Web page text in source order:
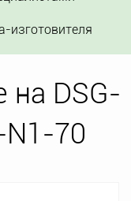
изготовителя
на DSG-
70